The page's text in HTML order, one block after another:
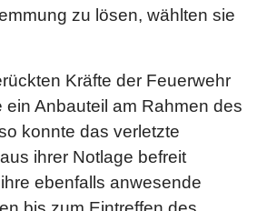
zu lösen, wählten sie
Kräfte der Feuerwehr
ein Anbauteil am Rahmen des
konnte das verletzte
ihrer Notlage befreit
ebenfalls anwesende